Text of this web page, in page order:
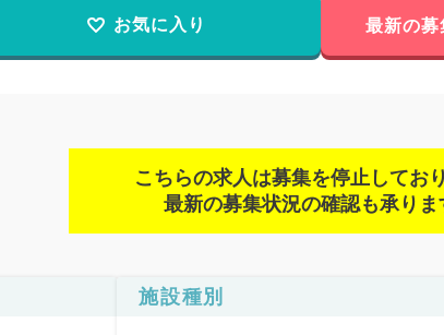
お気に入り 最新の
こちらの求人は募集を停止しており
最新の募集状況の確認も承りま
施設種別